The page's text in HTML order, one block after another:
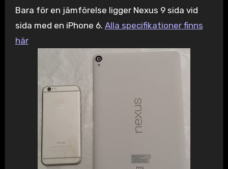
Bara för en jämförelse ligger Nexus 9 sida vid
sida med en iPhone 6. Alla specifikationer finns
här